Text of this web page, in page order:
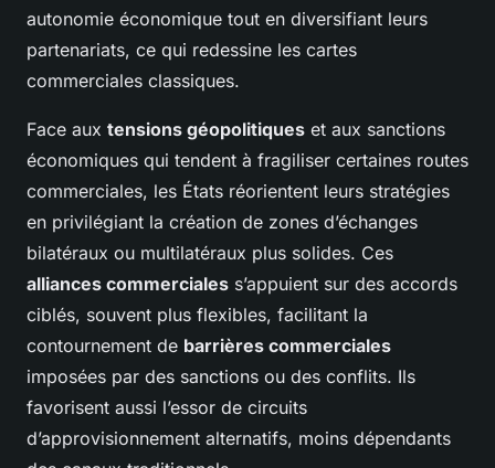
autonomie économique tout en diversifiant leurs
partenariats, ce qui redessine les cartes
commerciales classiques.
Face aux tensions géopolitiques et aux sanctions
économiques qui tendent à fragiliser certaines routes
commerciales, les États réorientent leurs stratégies
en privilégiant la création de zones d’échanges
bilatéraux ou multilatéraux plus solides. Ces
alliances commerciales s’appuient sur des accords
ciblés, souvent plus flexibles, facilitant la
contournement de barrières commerciales
imposées par des sanctions ou des conflits. Ils
favorisent aussi l’essor de circuits
d’approvisionnement alternatifs, moins dépendants